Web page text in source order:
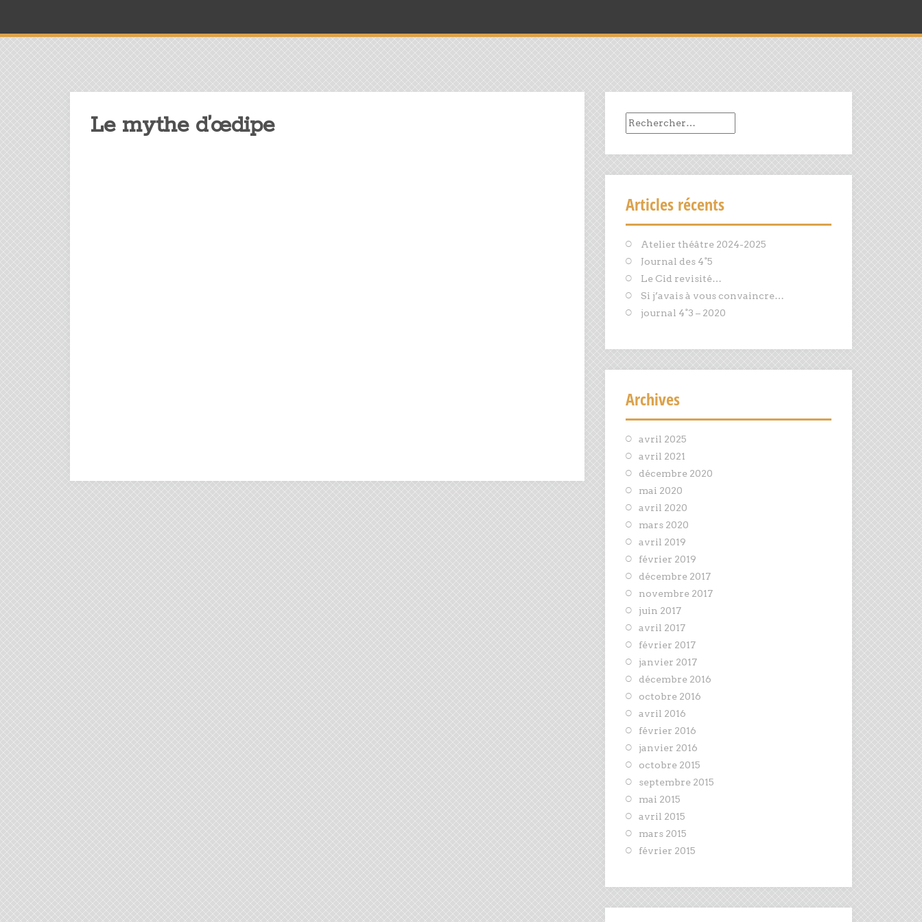
Le mythe d’œdipe Rechercher :
Articles récents
Atelier théâtre 2024-2025
Journal des 4°5
Le Cid revisité…
Si j’avais à vous convaincre…
journal 4°3 – 2020
Archives
avril 2025
avril 2021
décembre 2020
mai 2020
avril 2020
mars 2020
avril 2019
février 2019
décembre 2017
novembre 2017
juin 2017
avril 2017
février 2017
janvier 2017
décembre 2016
octobre 2016
avril 2016
février 2016
janvier 2016
octobre 2015
septembre 2015
mai 2015
avril 2015
mars 2015
février 2015